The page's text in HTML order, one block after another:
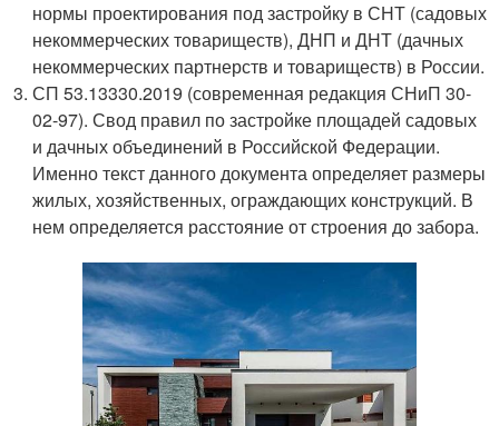
нормы проектирования под застройку в СНТ (садовых
некоммерческих товариществ), ДНП и ДНТ (дачных
некоммерческих партнерств и товариществ) в России.
СП 53.13330.2019 (современная редакция СНиП 30-
02-97). Свод правил по застройке площадей садовых
и дачных объединений в Российской Федерации.
Именно текст данного документа определяет размеры
жилых, хозяйственных, ограждающих конструкций. В
нем определяется расстояние от строения до забора.